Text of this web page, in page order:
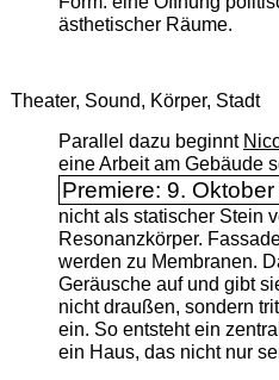
ästhetischer Räume.
Theater, Sound, Körper, Stadt
Parallel dazu beginnt
eine Arbeit am Gebäude
Premiere: 9.
nicht als statischer Stein
Resonanzkörper.
werden zu Membranen.
Geräusche auf und gibt
nicht draußen, sondern
ein. So entsteht ein
ein Haus, das nicht nur